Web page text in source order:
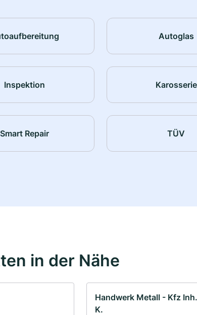
Autoglas
Inspektion Karosserie
Smart Repair TÜV
in der Nähe
Handwerk Metall - Kfz
K.